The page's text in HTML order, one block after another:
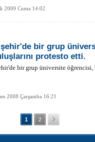
2009 Cuma 14:02
bir grup
protesto etti.
bir grup üniversite öğrencisi,
2008 Çarşamba 16:21
1 2